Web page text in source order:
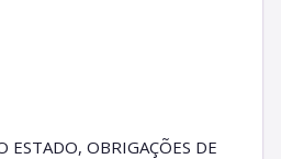
ESTADO, OBRIGAÇÕES DE